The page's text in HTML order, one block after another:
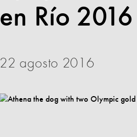
en Río 2016
22 agosto 2016